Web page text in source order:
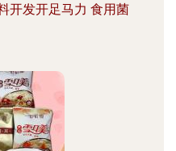
开发开足马力 食用菌